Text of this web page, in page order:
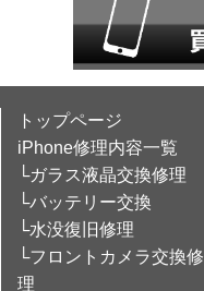
トップページ
iPhone修理内容一覧
└ガラス液晶交換修理
└バッテリー交換
└水没復旧修理
└フロントカメラ交換修
理